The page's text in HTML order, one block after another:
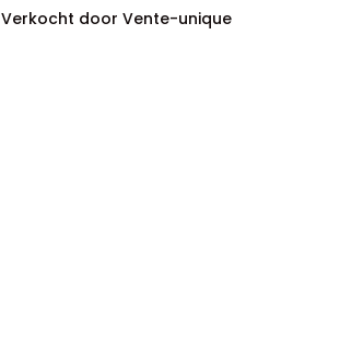
Verkocht door Vente-unique